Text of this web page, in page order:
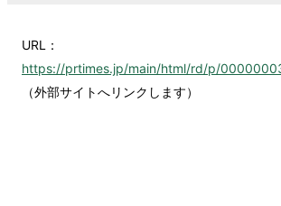
URL：
https://prtimes.jp/main/html/rd/p/
（外部サイトへリンクします）